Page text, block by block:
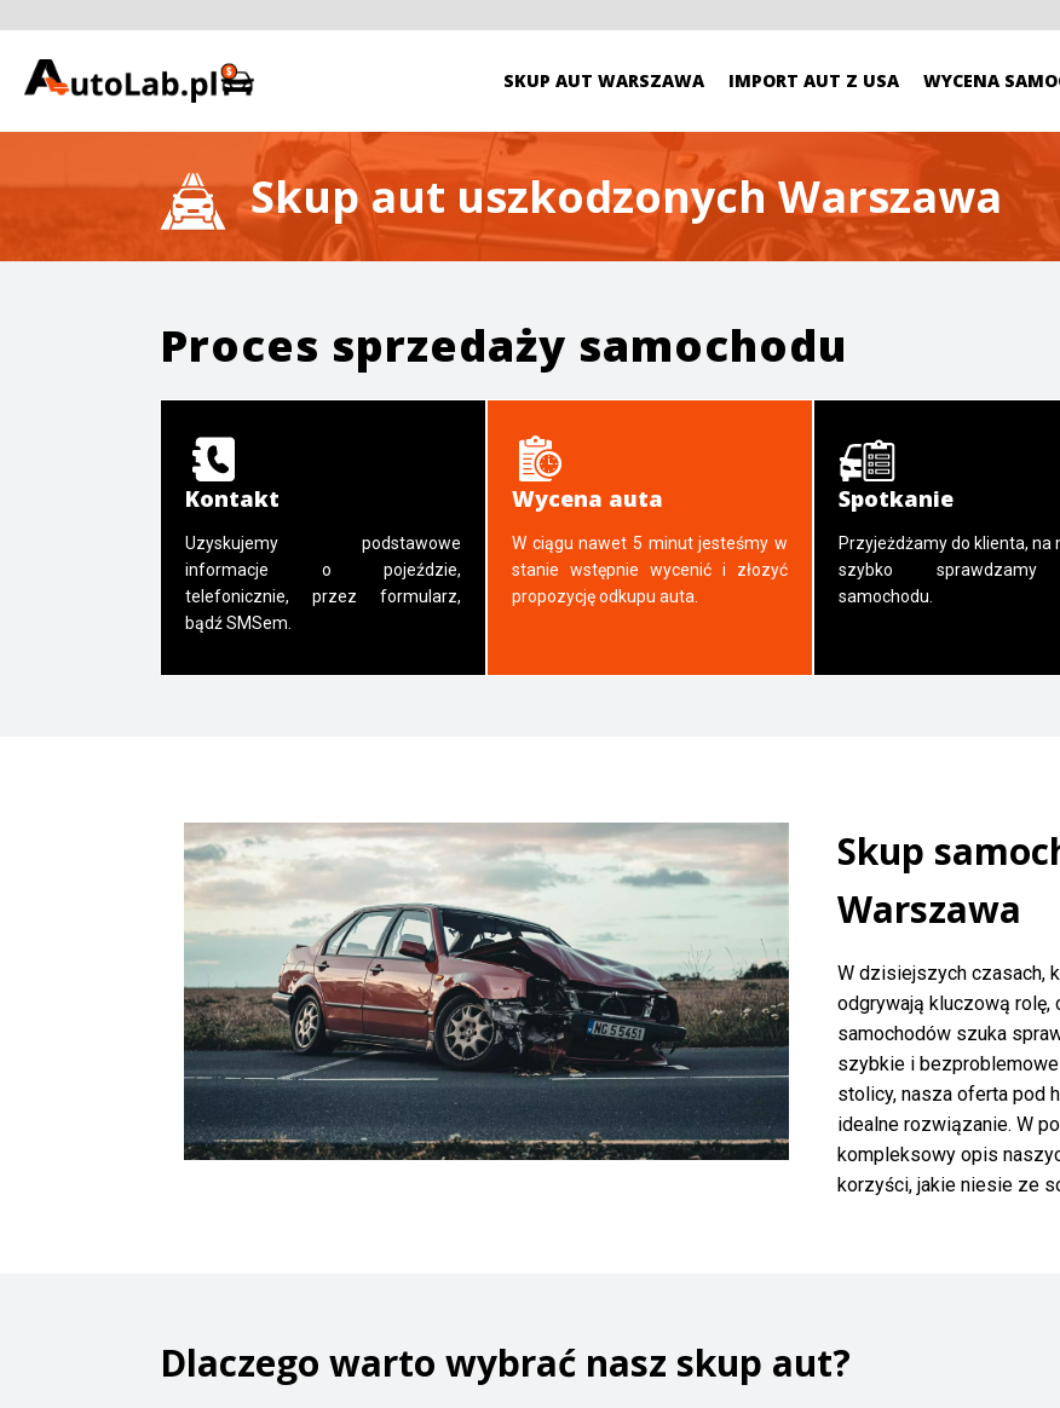
SKUP AUT WARSZAWA IMPORT AUT Z USA WYCENA
Skup aut uszkodzonych Warszawa
Proces sprzedaży samochodu
Kontakt
Uzyskujemy podstawowe
informacje o pojeździe,
telefonicznie, przez formularz,
bądź SMSem.
Wycena auta
W ciągu nawet 5 minut jesteśmy w
stanie wstępnie wycenić i złozyć
propozycję odkupu auta.
Spotkanie
Przyjeżdżamy do klienta, na
szybko
samochodu.
Skup
Warszawa
W dzisiejszych czasach,
odgrywają kluczową rolę,
samochodów szuka
szybkie i
stolicy, nasza oferta pod
idealne rozwiązanie. W
kompleksowy opis
korzyści, jakie niesie ze
Dlaczego warto wybrać nasz skup aut?